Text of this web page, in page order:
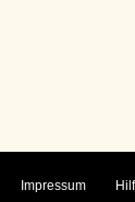
Impressum